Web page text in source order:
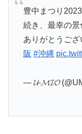
豊中まつり
続き、最幸の景
ありがとうご
阪 #沖縄
— 𝓤-𝓜𝓘𝓞